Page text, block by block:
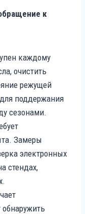
к
каждому
очистить
режущей
поддержания
сезонами.
Замеры
электронных
стендах,